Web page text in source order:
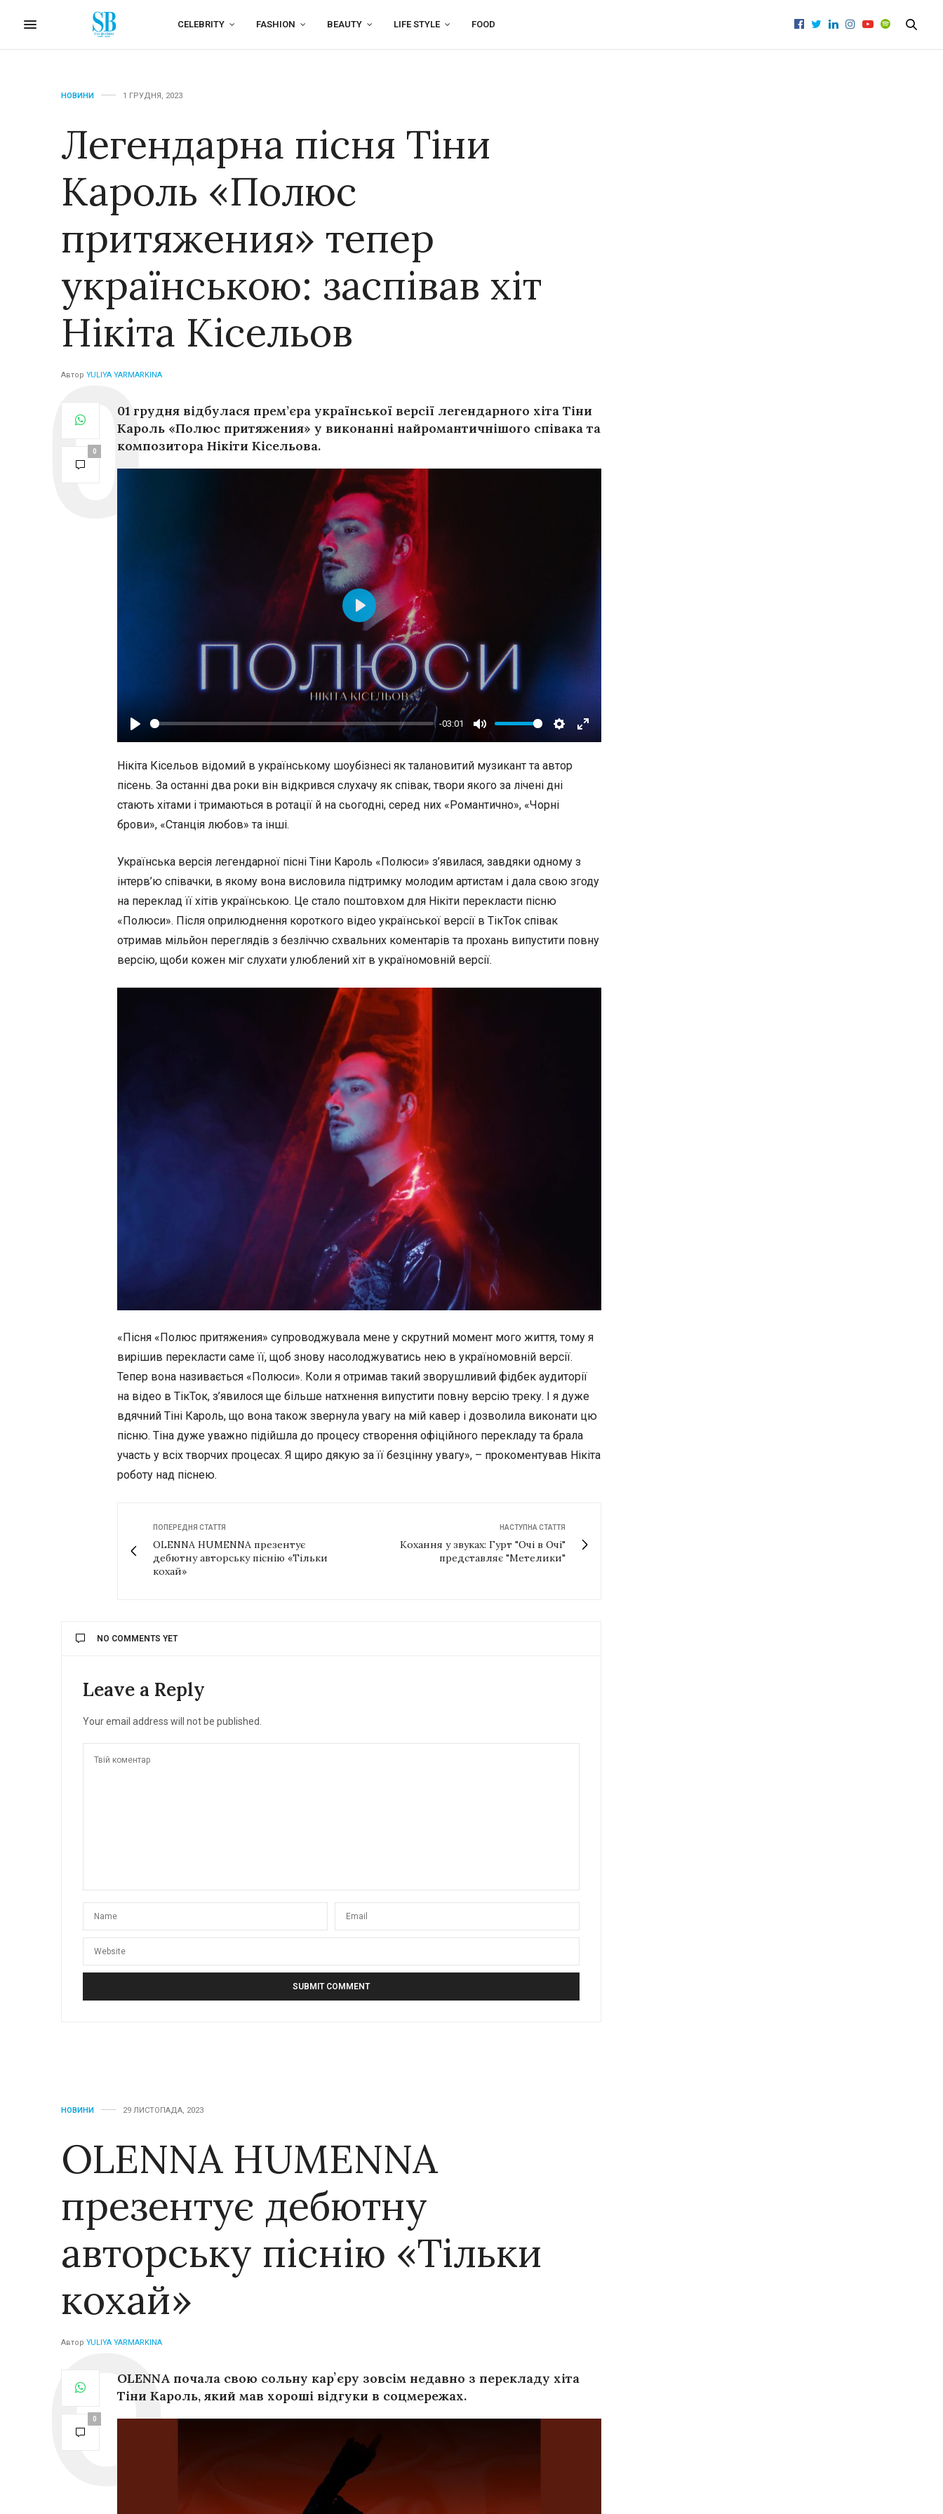
CELEBRITY FASHION BEAUTY LIFE STYLE FOOD
НОВИНИ 1 ГРУДНЯ, 2023
Легендарна пісня Тіни
Кароль «Полюс
притяжения» тепер
українською: заспівав хіт
Нікіта Кісельов
Автор YULIYA YARMARKINA
0
01 грудня відбулася прем’єра української версії легендарного хіта Тіни
Кароль «Полюс притяжения» у виконанні найромантичнішого співака та
композитора Нікіти Кісельова.
Play
-03:01
Mute Settings
Enter
Play
Нікіта Кісельов відомий в українському шоубізнесі як талановитий музикант та автор
пісень. За останні два роки він відкрився слухачу як співак, твори якого за лічені дні
стають хітами і тримаються в ротації й на сьогодні, серед них «Романтично», «Чорні
брови», «Станція любов» та інші.
Українська версія легендарної пісні Тіни Кароль «Полюси» з’явилася, завдяки одному з
інтерв’ю співачки, в якому вона висловила підтримку молодим артистам і дала свою згоду
на переклад її хітів українською. Це стало поштовхом для Нікіти перекласти пісню
«Полюси». Після оприлюднення короткого відео української версії в ТікТок співак
отримав мільйон переглядів з безліччю схвальних коментарів та прохань випустити повну
версію, щоби кожен міг слухати улюблений хіт в україномовній версії.
«Пісня «Полюс притяжения» супроводжувала мене у скрутний момент мого життя, тому я
вирішив перекласти саме її, щоб знову насолоджуватись нею в україномовній версії.
Тепер вона називається «Полюси». Коли я отримав такий зворушливий фідбек аудиторії
на відео в ТікТок, з’явилося ще більше натхнення випустити повну версію треку. І я дуже
вдячний Тіні Кароль, що вона також звернула увагу на мій кавер і дозволила виконати цю
пісню. Тіна дуже уважно підійшла до процесу створення офіційного перекладу та брала
участь у всіх творчих процесах. Я щиро дякую за її безцінну увагу», – прокоментував Нікіта
роботу над піснею.
ПОПЕРЕДНЯ СТАТТЯ
OLENNA HUMENNA презентує
дебютну авторську піснію «Тільки
кохай»
НАСТУПНА СТАТТЯ
Кохання у звуках: Гурт "Очі в Очі"
представляє "Метелики"
NO COMMENTS YET
Leave a Reply
Your email address will not be published.
НОВИНИ 29 ЛИСТОПАДА, 2023
OLENNA HUMENNA
презентує дебютну
авторську піснію «Тільки
кохай»
Автор YULIYA YARMARKINA
0
OLENNA почала свою сольну карʼєру зовсім недавно з перекладу хіта
Тіни Кароль, який мав хороші відгуки в соцмережах.